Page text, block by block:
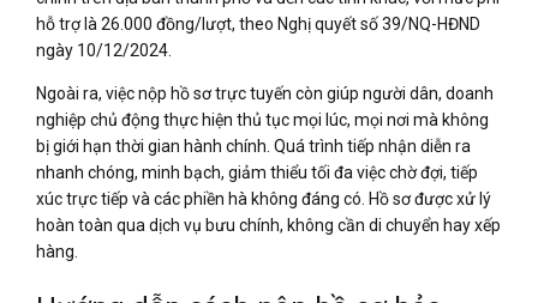
hỗ trợ là 26.000 đồng/lượt, theo Nghị quyết số 39/NQ-HĐND
ngày 10/12/2024.
Ngoài ra, việc nộp hồ sơ trực tuyến còn giúp người dân, doanh
nghiệp chủ động thực hiện thủ tục mọi lúc, mọi nơi mà không
bị giới hạn thời gian hành chính. Quá trình tiếp nhận diễn ra
nhanh chóng, minh bạch, giảm thiểu tối đa việc chờ đợi, tiếp
xúc trực tiếp và các phiền hà không đáng có. Hồ sơ được xử lý
hoàn toàn qua dịch vụ bưu chính, không cần di chuyển hay xếp
hàng.